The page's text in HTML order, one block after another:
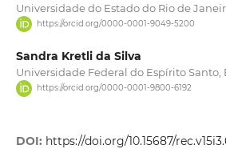
Universidade do Estado do Rio de
https://orcid.org/0000-0001-9049-5200
Sandra Kretli da Silva
Universidade Federal do Espírito Santo,
https://orcid.org/0000-0001-9800-6192
DOI: https://doi.org/10.15687/